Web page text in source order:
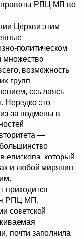
правоты РПЦ МП во
Церкви этим
политическом
множество
возможность
групп
ссылаясь
Нередко это
за подмены в
—
епископа, который,
и любой мирянин
приходится
РПЦ МП,
советской
почти заполнила